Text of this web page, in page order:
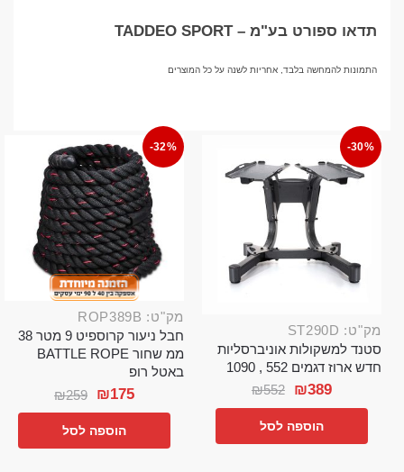
תדאו ספורט בע"מ – TADDEO SPORT
התמונות להמחשה בלבד, אחריות לשנה על כל המוצרים
-30%
מק"ט: ST290D
סטנד למשקולות אוניברסליות
חדש ארוז דגמים 552 , 1090
₪552 ₪389
הוספה לסל
-32%
מק"ט: ROP389B
חבל ניעור קרוספיט 9 מטר 38
ממ שחור BATTLE ROPE
באטל רופ
₪259 ₪175
הוספה לסל